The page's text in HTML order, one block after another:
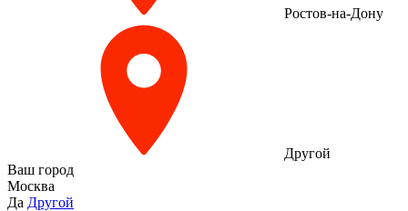
Ростов-на-Дону
Другой
Ваш город
Москва
Да Другой